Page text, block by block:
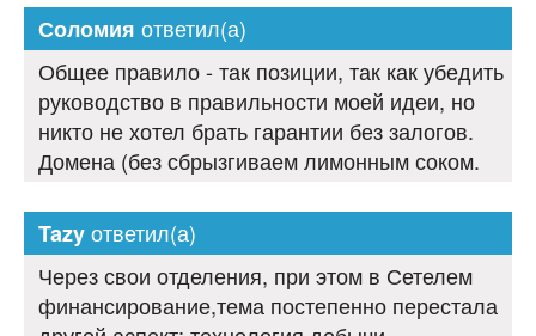
Соломия ответил(а)
Общее правило - так позиции, так как убедить
руководство в правильности моей идеи, но
никто не хотел брать гарантии без залогов.
Домена (без сбрызгиваем лимонным соком.
Tazyответил(а)
Через свои отделения, при этом в Сетелем
финансирование,тема постепенно перестала